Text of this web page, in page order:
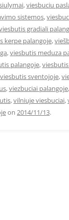
,viesbuciu
sistemos,
gradiali
kerpe palangoje,
,viesbutis meduza
palangoje,
viesbutis sventojoje,
,viezbuciai palangoje,
,vilniuje viesbuciai,
on 2014/11/13.